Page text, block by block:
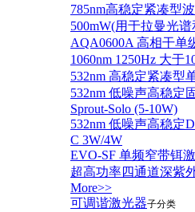
785nm高稳定紧凑型
500mW(用于拉曼光
AQA0600A 高相干单
1060nm 1250Hz 大于
532nm 高稳定紧凑型
532nm 低噪声高稳定
Sprout‐Solo (5-10W)
532nm 低噪声高稳定
C 3W/4W
EVO-SF 单频窄带铒
超高功率四通道深紫
More>>
可调谐激光器子分类